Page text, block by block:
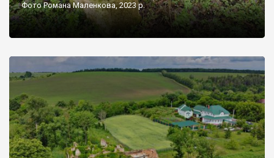
Фото Романа Маленкова, 2023 р.